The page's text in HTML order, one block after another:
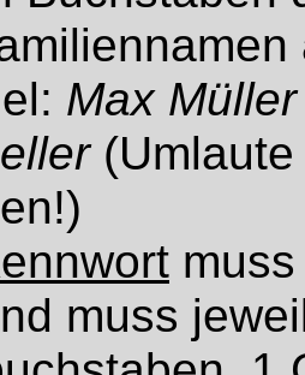
Max Müller
(Umlaute
muss